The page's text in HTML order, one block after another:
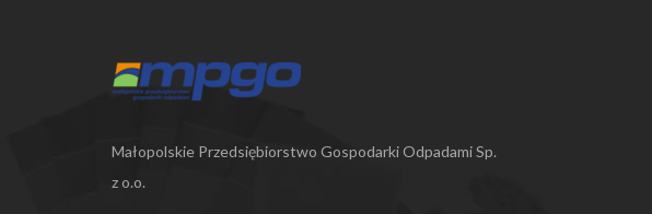
Małopolskie Przedsiębiorstwo Gospodarki Odpadami Sp.
z o.o.